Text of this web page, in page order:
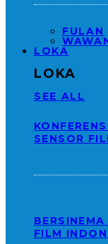
FULAN
LOKA
LOKA
SEE ALL
SENSOR
FILM